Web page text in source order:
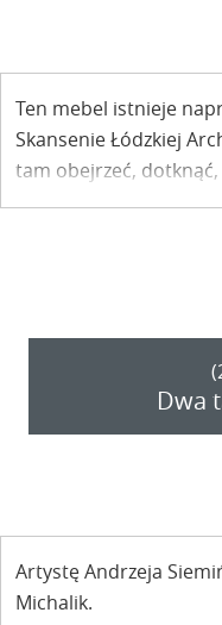
Ten mebel istnieje
Skansenie Łódzkiej
tam obejrzeć, dotknąć,
środka, zapoznać się
Dwa
Artystę Andrzeja
Michalik.